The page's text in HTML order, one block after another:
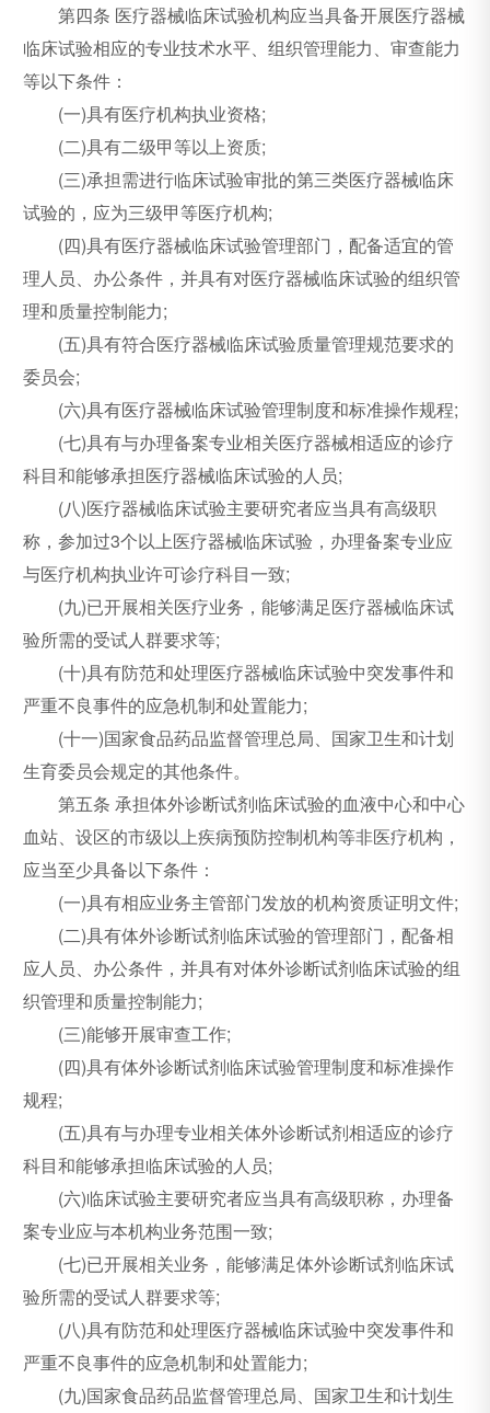
第四条 医疗器械临床试验机构应当具备开展医疗器械
临床试验相应的专业技术水平、组织管理能力、审查能力
等以下条件：
(一)具有医疗机构执业资格;
(二)具有二级甲等以上资质;
(三)承担需进行临床试验审批的第三类医疗器械临床
试验的，应为三级甲等医疗机构;
(四)具有医疗器械临床试验管理部门，配备适宜的管
理人员、办公条件，并具有对医疗器械临床试验的组织管
理和质量控制能力;
(五)具有符合医疗器械临床试验质量管理规范要求的
委员会;
(六)具有医疗器械临床试验管理制度和标准操作规程;
(七)具有与办理备案专业相关医疗器械相适应的诊疗
科目和能够承担医疗器械临床试验的人员;
(八)医疗器械临床试验主要研究者应当具有高级职
称，参加过3个以上医疗器械临床试验，办理备案专业应
与医疗机构执业许可诊疗科目一致;
(九)已开展相关医疗业务，能够满足医疗器械临床试
验所需的受试人群要求等;
(十)具有防范和处理医疗器械临床试验中突发事件和
严重不良事件的应急机制和处置能力;
(十一)国家食品药品监督管理总局、国家卫生和计划
生育委员会规定的其他条件。
第五条 承担体外诊断试剂临床试验的血液中心和中心
血站、设区的市级以上疾病预防控制机构等非医疗机构，
应当至少具备以下条件：
(一)具有相应业务主管部门发放的机构资质证明文件;
(二)具有体外诊断试剂临床试验的管理部门，配备相
应人员、办公条件，并具有对体外诊断试剂临床试验的组
织管理和质量控制能力;
(三)能够开展审查工作;
(四)具有体外诊断试剂临床试验管理制度和标准操作
规程;
(五)具有与办理专业相关体外诊断试剂相适应的诊疗
科目和能够承担临床试验的人员;
(六)临床试验主要研究者应当具有高级职称，办理备
案专业应与本机构业务范围一致;
(七)已开展相关业务，能够满足体外诊断试剂临床试
验所需的受试人群要求等;
(八)具有防范和处理医疗器械临床试验中突发事件和
严重不良事件的应急机制和处置能力;
(九)国家食品药品监督管理总局、国家卫生和计划生